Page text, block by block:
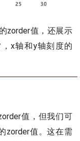
zorder值，还展示
x轴和y轴刻度的
值，但我们可
zorder值。这在需